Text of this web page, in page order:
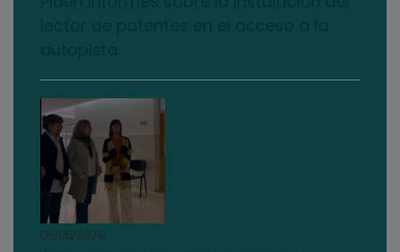
05/08/2026